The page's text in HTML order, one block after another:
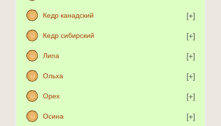
Кедр канадский
Кедр сибирский
Липа
Ольха
Орех
Осина